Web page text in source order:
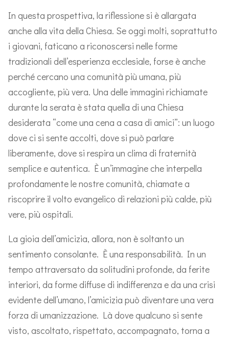
In questa prospettiva, la riflessione si è allargata
anche alla vita della Chiesa. Se oggi molti, soprattutto
i giovani, faticano a riconoscersi nelle forme
tradizionali dell’esperienza ecclesiale, forse è anche
perché cercano una comunità più umana, più
accogliente, più vera. Una delle immagini richiamate
durante la serata è stata quella di una Chiesa
desiderata “come una cena a casa di amici”: un luogo
dove ci si sente accolti, dove si può parlare
liberamente, dove si respira un clima di fraternità
semplice e autentica. È un’immagine che interpella
profondamente le nostre comunità, chiamate a
riscoprire il volto evangelico di relazioni più calde, più
vere, più ospitali.
La gioia dell’amicizia, allora, non è soltanto un
sentimento consolante. È una responsabilità. In un
tempo attraversato da solitudini profonde, da ferite
interiori, da forme diffuse di indifferenza e da una crisi
evidente dell’umano, l’amicizia può diventare una vera
forza di umanizzazione. Là dove qualcuno si sente
visto, ascoltato, rispettato, accompagnato, torna a